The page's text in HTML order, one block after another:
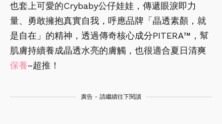
也套上可愛的Crybaby公仔娃娃，傳遞眼淚即力
量、勇敢擁抱真實自我，呼應品牌「晶透素顏，就
是自在」的精神，透過傳奇核心成分PITERA™，幫
肌膚持續養成晶透水亮的膚觸，也很適合夏日清爽
保養~超推！
廣告 - 請繼續往下閱讀